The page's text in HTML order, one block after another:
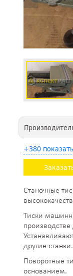
+380
Станочные
Тиски
другие станки.
Поворотные
основанием.